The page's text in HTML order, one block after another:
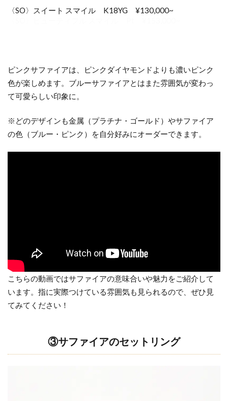
〈SO〉スイート スマイル K18YG ¥130,000~
ピンクサファイアは、ピンクダイヤモンドよりも濃いピンク
色が楽しめます。ブルーサファイアとはまた雰囲気が変わっ
て可愛らしい印象に。
※どのデザインも金属（プラチナ・ゴールド）やサファイア
の色（ブルー・ピンク）を自分好みにオーダーできます。
こちらの動画ではサファイアの意味合いや魅力をご紹介して
います。指に実際つけている雰囲気も見られるので、ぜひ見
てみてください！
③サファイアのセットリング